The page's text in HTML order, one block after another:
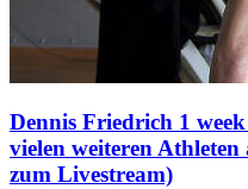
Dennis Friedrich 1
vielen weiteren
zum Livestream)